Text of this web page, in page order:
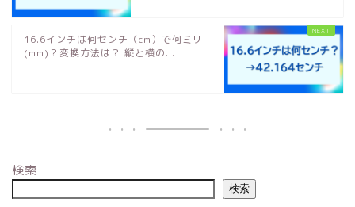
16.6インチは何センチ（cm）で何ミリ
(mm)？変換方法は？ 縦と横の...
検索
検索